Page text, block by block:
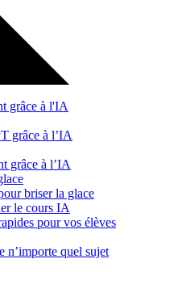
grâce à l'IA
grâce à l’IA
grâce à l’IA
briser la glace
le cours IA
pour vos élèves
n’importe quel sujet